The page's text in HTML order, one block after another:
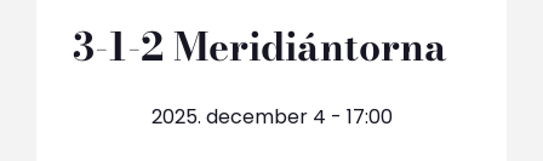
3-1-2 Meridiántorna
2025. december 4 - 17:00